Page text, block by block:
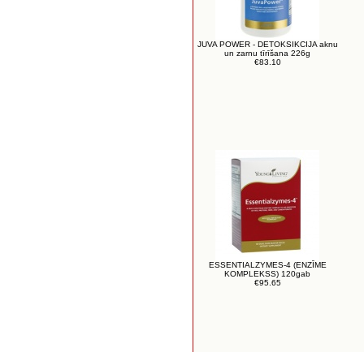
JUVA POWER - DETOKSIKCIJA aknu
un zarnu tīrīšana 226g
€83.10
ESSENTIALZYMES-4 (ENZĪME
KOMPLEKSS) 120gab
€95.65